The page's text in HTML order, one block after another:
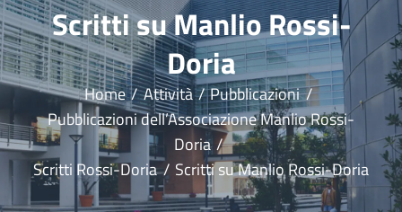
Scritti su Manlio Rossi-
Doria
Home Attività
Pubblicazioni
Pubblicazioni dell’Associazione Manlio Rossi-
Doria
Scritti Rossi-Doria
Scritti su Manlio Rossi-Doria